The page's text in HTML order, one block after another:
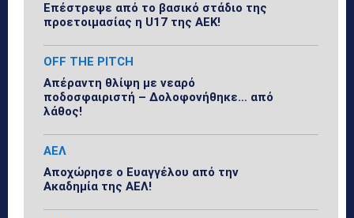
Επέστρεψε από το βασικό στάδιο της
προετοιμασίας η U17 της ΑΕΚ!
OFF THE PITCH
Απέραντη θλίψη με νεαρό
ποδοσφαιριστή – Δολοφονήθηκε… από
λάθος!
ΑΕΛ
Αποχώρησε ο Ευαγγέλου από την
Ακαδημία της ΑΕΛ!